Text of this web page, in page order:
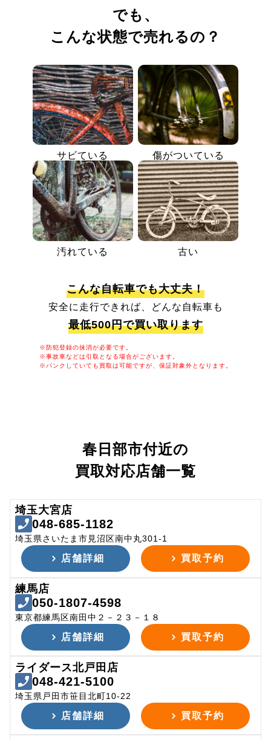
でも、
こんな状態で売れるの？
サビている 傷がついている
汚れている 古い
こんな自転車でも大丈夫！
安全に走行できれば、どんな自転車も
最低500円で買い取ります
※防犯登録の抹消が必要です。
※事故車などは引取となる場合がございます。
※パンクしていても買取は可能ですが、保証対象外となります。
春日部市付近の
買取対応店舗一覧
埼玉大宮店
048-685-1182
埼玉県さいたま市見沼区南中丸301-1
店舗詳細 買取予約
練馬店
050-1807-4598
東京都練馬区南田中２－２３－１８
店舗詳細 買取予約
ライダース北戸田店
048-421-5100
埼玉県戸田市笹目北町10-22
店舗詳細 買取予約